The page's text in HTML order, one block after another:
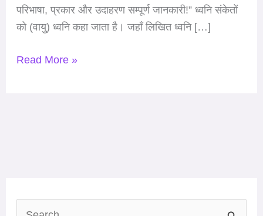
परिभाषा, प्रकार और उदाहरण सम्पूर्ण जानकारी!” ध्वनि संकेतों
को (वायु) ध्वनि कहा जाता है। जहाँ लिखित ध्वनि […]
Read More »